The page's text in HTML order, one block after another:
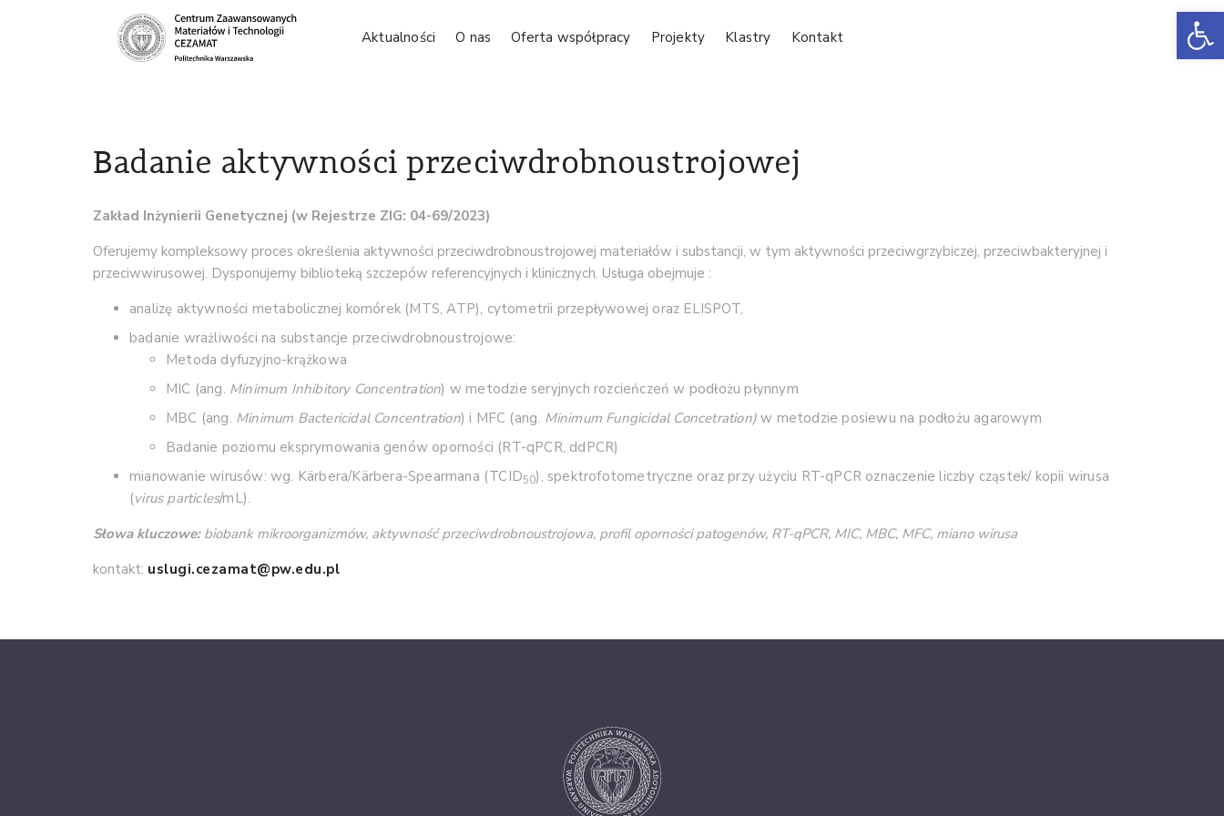
Aktualności O nas Oferta współpracy Projekty Klastry Kontakt
Badanie aktywności przeciwdrobnoustrojowej
Zakład Inżynierii Genetycznej (w Rejestrze ZIG: 04-69/2023)
Oferujemy kompleksowy proces określenia aktywności przeciwdrobnoustrojowej materiałów i substancji, w tym aktywności przeciwgrzybiczej, przeciwbakteryjnej i
przeciwwirusowej. Dysponujemy biblioteką szczepów referencyjnych i klinicznych. Usługa obejmuje :
analizę aktywności metabolicznej komórek (MTS, ATP), cytometrii przepływowej oraz ELISPOT,
badanie wrażliwości na substancje przeciwdrobnoustrojowe:
Metoda dyfuzyjno-krążkowa
MIC (ang. Minimum Inhibitory Concentration) w metodzie seryjnych rozcieńczeń w podłożu płynnym
MBC (ang. Minimum Bactericidal Concentration) i MFC (ang. Minimum Fungicidal Concetration)w metodzie posiewu na podłożu agarowym
Badanie poziomu eksprymowania genów oporności (RT-qPCR, ddPCR)
mianowanie wirusów: wg. Kärbera/Kärbera-Spearmana (TCID50), spektrofotometryczne oraz przy użyciu RT-qPCR oznaczenie liczby cząstek/ kopii wirusa
(virus particles/mL).
Słowa kluczowe: biobank mikroorganizmów, aktywność przeciwdrobnoustrojowa, profil oporności patogenów, RT-qPCR, MIC, MBC, MFC, miano wirusa
kontakt: uslugi.cezamat@pw.edu.pl